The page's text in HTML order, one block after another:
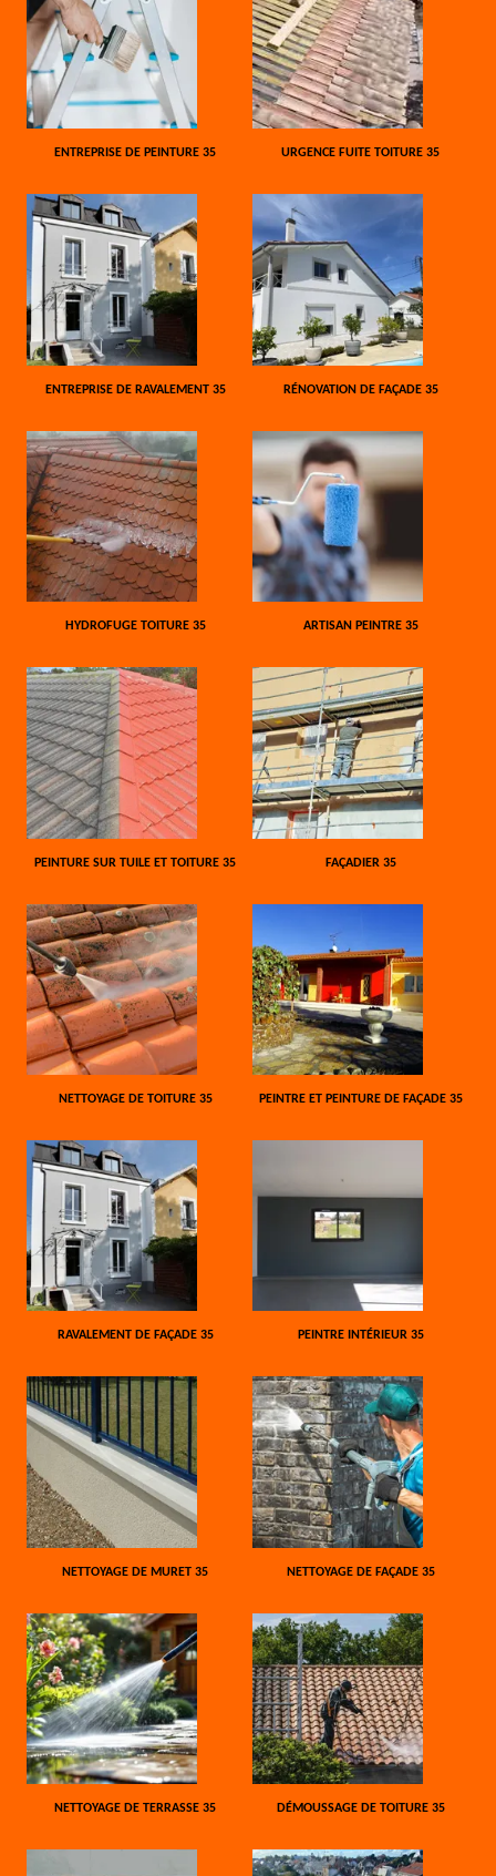
ENTREPRISE DE PEINTURE 35 URGENCE FUITE TOITURE 35
ENTREPRISE DE RAVALEMENT 35 RÉNOVATION DE FAÇADE 35
HYDROFUGE TOITURE 35 ARTISAN PEINTRE 35
PEINTURE SUR TUILE ET TOITURE 35 FAÇADIER 35
NETTOYAGE DE TOITURE 35 PEINTRE ET PEINTURE DE FAÇADE 35
RAVALEMENT DE FAÇADE 35 PEINTRE INTÉRIEUR 35
NETTOYAGE DE MURET 35 NETTOYAGE DE FAÇADE 35
NETTOYAGE DE TERRASSE 35 DÉMOUSSAGE DE TOITURE 35